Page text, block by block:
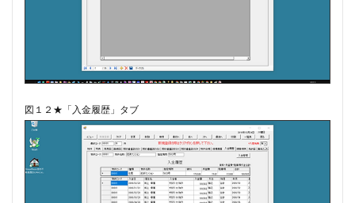
図１２★「入金履歴」タブ